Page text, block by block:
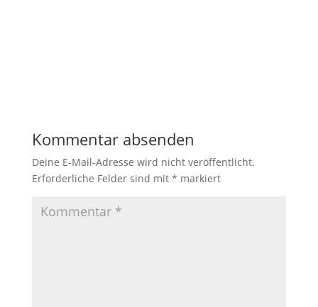
Kommentar absenden
Deine E-Mail-Adresse wird nicht veröffentlicht.
Erforderliche Felder sind mit * markiert